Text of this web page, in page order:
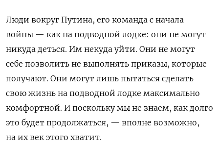
Люди вокруг Путина, его команда с начала
войны — как на подводной лодке: они не могут
никуда деться. Им некуда уйти. Они не могут
себе позволить не выполнять приказы, которые
получают. Они могут лишь пытаться сделать
свою жизнь на подводной лодке максимально
комфортной. И поскольку мы не знаем, как долго
это будет продолжаться, — вполне возможно,
на их век этого хватит.